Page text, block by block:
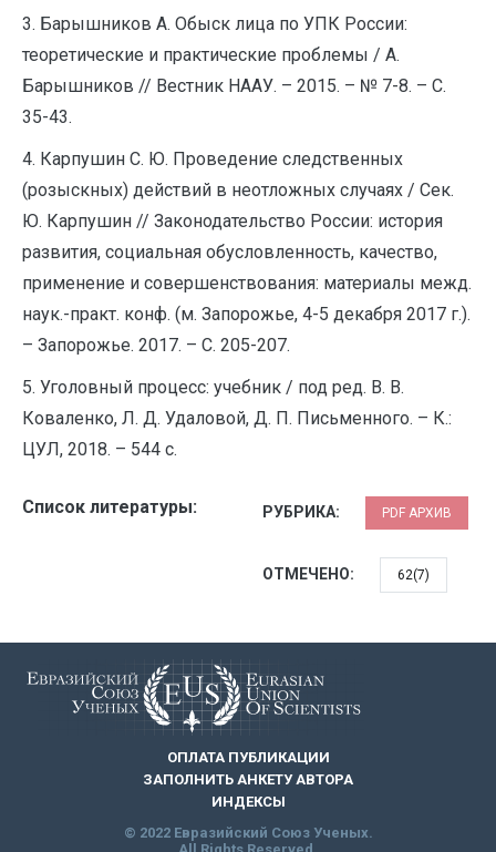
3. Барышников А. Обыск лица по УПК России:
теоретические и практические проблемы / А.
Барышников // Вестник НААУ. – 2015. – № 7-8. – С.
35-43.
4. Карпушин С. Ю. Проведение следственных
(розыскных) действий в неотложных случаях / Сек.
Ю. Карпушин // Законодательство России: история
развития, социальная обусловленность, качество,
применение и совершенствования: материалы межд.
наук.-практ. конф. (м. Запорожье, 4-5 декабря 2017 г.).
– Запорожье. 2017. – С. 205-207.
5. Уголовный процесс: учебник / под ред. В. В.
Коваленко, Л. Д. Удаловой, Д. П. Письменного. – К.:
ЦУЛ, 2018. – 544 с.
Список литературы: РУБРИКА: PDF АРХИВ
ОТМЕЧЕНО: 62(7)
ОПЛАТА ПУБЛИКАЦИИ
ЗАПОЛНИТЬ АНКЕТУ АВТОРА
ИНДЕКСЫ
© 2022 Евразийский Союз Ученых.